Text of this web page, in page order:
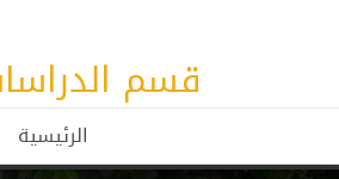
قسم
الرئيسية